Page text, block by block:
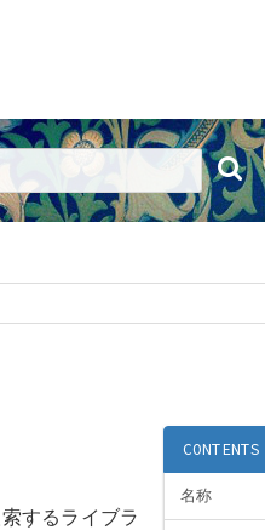
CONTENTS
名称
するライブラ